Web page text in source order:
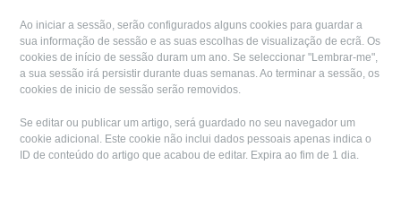
Ao iniciar a sessão, serão configurados alguns cookies para guardar a
sua informação de sessão e as suas escolhas de visualização de ecrã. Os
cookies de início de sessão duram um ano. Se seleccionar "Lembrar-me",
a sua sessão irá persistir durante duas semanas. Ao terminar a sessão, os
cookies de inicio de sessão serão removidos.
Se editar ou publicar um artigo, será guardado no seu navegador um
cookie adicional. Este cookie não inclui dados pessoais apenas indica o
ID de conteúdo do artigo que acabou de editar. Expira ao fim de 1 dia.